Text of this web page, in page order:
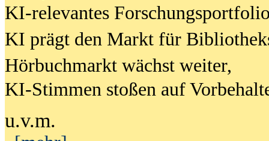
KI-relevantes
KI prägt den Markt für
Hörbuchmarkt wächst weiter,
KI-Stimmen stoßen auf
u.v.m.